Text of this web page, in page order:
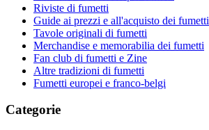
Riviste di fumetti
Guide ai prezzi e all'acquisto dei fumetti
Tavole originali di fumetti
Merchandise e memorabilia dei fumetti
Fan club di fumetti e Zine
Altre tradizioni di fumetti
Fumetti europei e franco-belgi
Categorie